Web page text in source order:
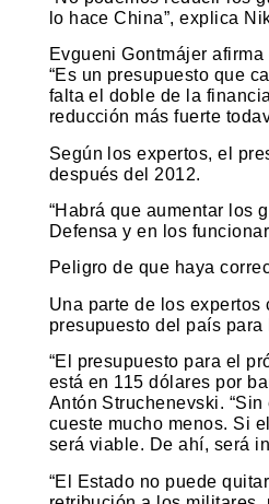
lo hace China”, explica
Evgueni Gontmájer
“Es un presupuesto que
falta el doble de la
reducción más fuerte
Según los expertos, el
después del 2012.
“Habrá que aumentar los
Defensa y en los
Peligro de que haya
Una parte de los
presupuesto del país
“El presupuesto para el
está en 115 dólares por
Antón Struchenevski.
cueste mucho menos. Si
será viable. De ahí, será
“El Estado no puede